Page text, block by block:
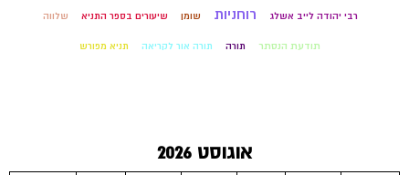
רבי יהודה לייב אשלג רוחניות שומן שיעורים בספר התניא שלווה
תודעת הנסתר תורה תורה אור לקריאה תניא מפורש
אוגוסט 2026